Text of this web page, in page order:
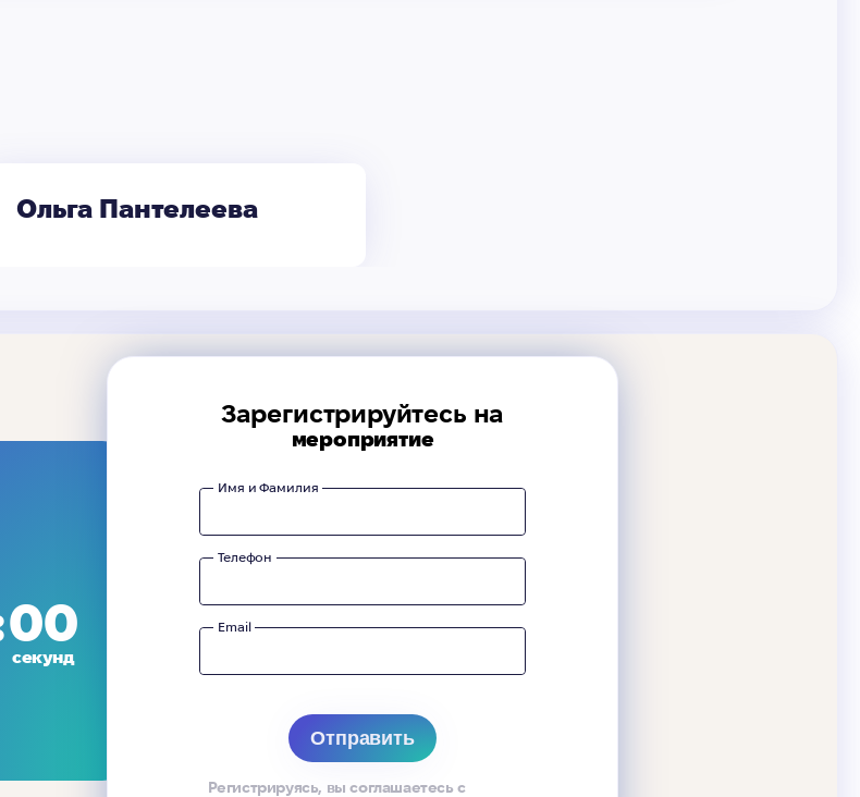
Ольга Пантелеева
00
секунд
Зарегистрируйтесь на
мероприятие
Имя и Фамилия
Телефон
Email
Регистрируясь, вы соглашаетесь с